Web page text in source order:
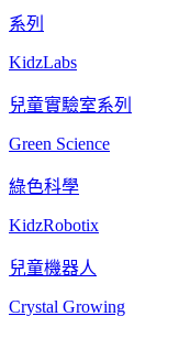
系列
KidzLabs
兒童實驗室系列
Green Science
綠色科學
KidzRobotix
兒童機器人
Crystal Growing